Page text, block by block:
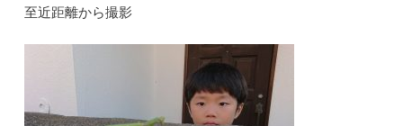
至近距離から撮影